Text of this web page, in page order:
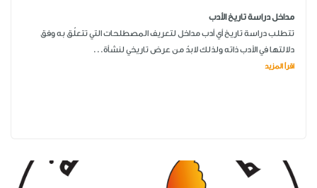
مداخل دراسة تاريخ الأدب
تتطلب دراسة تاريخ أي أدب مداخل لتعريف المصطلحات التي تتعلّق به وفق
دلالتها في الأدب ذاته ولذلك لابدّ من عرض تاريخي لنشأة...
اقرأ المزيد